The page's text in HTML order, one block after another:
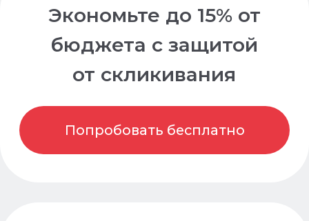
Попробовать бесплатно
Всего 1 клик,чтобы